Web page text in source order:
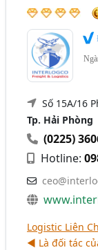
Số 15A/16
Tp. Hải Phòng
(0225)
Hotline:
Logistic Liên
◄ Là đối tác